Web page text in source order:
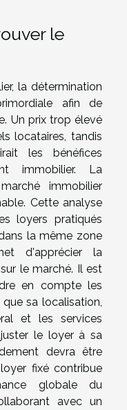
le
la détermination
afin de
Un prix trop élevé
locataires, tandis
les bénéfices
immobilier. La
immobilier
Cette analyse
loyers pratiqués
la même zone
d'apprécier la
le marché. Il est
en compte les
sa localisation,
et les services
le loyer à sa
devra être
fixé contribue
globale du
avec un